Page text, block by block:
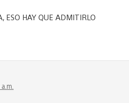
ESO HAY QUE ADMITIRLO